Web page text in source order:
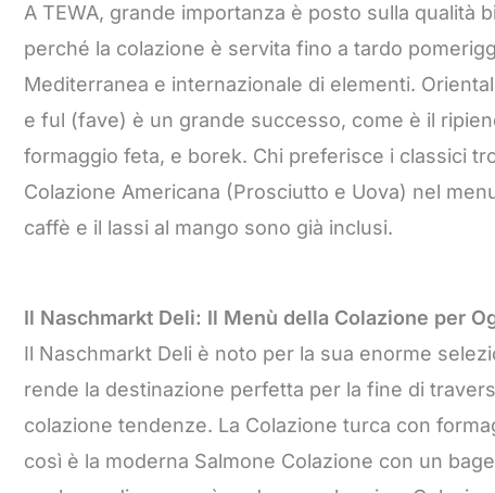
A TEWA, grande importanza è posto sulla qualità
perché la colazione è servita fino a tardo
Mediterranea e internazionale di elementi.
e ful (fave) è un grande successo, come è il
formaggio feta, e borek. Chi preferisce i classici
Colazione Americana (Prosciutto e Uova) nel
caffè e il lassi al mango sono già inclusi.
Il Naschmarkt Deli: Il Menù della Colazione per
Il Naschmarkt Deli è noto per la sua enorme
rende la destinazione perfetta per la fine di
colazione tendenze. La Colazione turca con
così è la moderna Salmone Colazione con un